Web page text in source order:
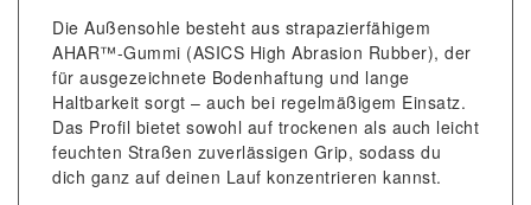
Die Außensohle besteht aus strapazierfähigem
AHAR™-Gummi (ASICS High Abrasion Rubber), der
für ausgezeichnete Bodenhaftung und lange
Haltbarkeit sorgt – auch bei regelmäßigem Einsatz.
Das Profil bietet sowohl auf trockenen als auch leicht
feuchten Straßen zuverlässigen Grip, sodass du
dich ganz auf deinen Lauf konzentrieren kannst.